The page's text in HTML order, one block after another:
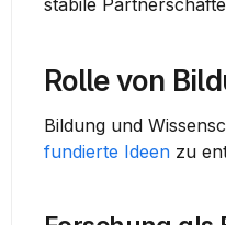
stabile
Rolle von
fundierte Ideen zu